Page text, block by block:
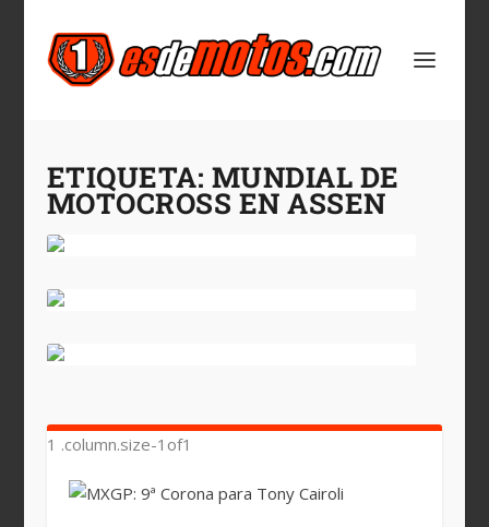
ETIQUETA: MUNDIAL DE
MOTOCROSS EN ASSEN